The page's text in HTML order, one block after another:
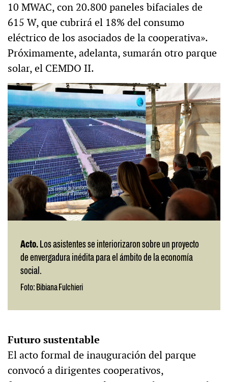
10 MWAC, con 20.800 paneles bifaciales de
615 W, que cubrirá el 18% del consumo
eléctrico de los asociados de la cooperativa».
Próximamente, adelanta, sumarán otro parque
solar, el CEMDO II.
Acto. Los asistentes se interiorizaron sobre un proyecto
de envergadura inédita para el ámbito de la economía
social.
Foto: Bibiana Fulchieri
Futuro sustentable
El acto formal de inauguración del parque
convocó a dirigentes cooperativos,